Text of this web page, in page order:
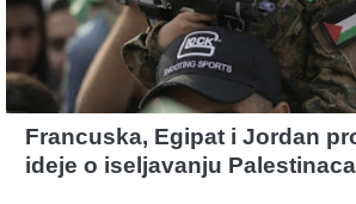
Francuska, Egipat i Jordan
ideje o iseljavanju